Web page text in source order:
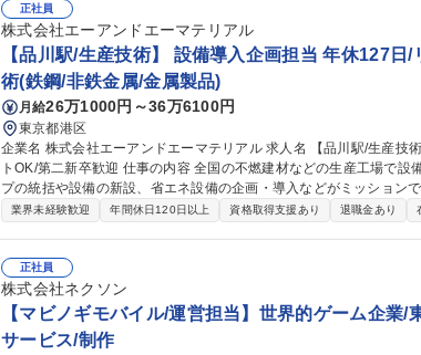
の仕組み化に挑戦でき、ユーザーの熱量を直に感じながら体験価値向上に貢献できま
サポート/BPO管理】オンライントレカ/エンタメ/急成長中★
正社員
株式会社エーアンドエーマテリアル
【品川駅/生産技術】 設備導入企画担当 年休127
術(鉄鋼/非鉄金属/金属製品)
月給26万1000円～36万6100円
東京都港区
企業名 株式会社エーアンドエーマテリアル 求人名 【品川駅/生産技術】◆設備導入企画担当◆年休127日/リモー
トOK/第二新卒歓迎 仕事の内容 全国の不燃建材などの生産工場で設備保全・生産管理等を行っている生産グルー
プの統括や設備の新設、省エネ設備の企画・導入などがミッションです
的には】工事や設備リニューアルの審査・稟議対応／新しい省エネ
◆設備導入企画担当◆年休127日/リモートOK/第二新卒歓迎
業界未経験歓迎 年間休日120日以上 資格取得支援あり 退職金あり
正社員
株式会社ネクソン
【マビノギモバイル/運営担当】世界的ゲーム企業
サービス/制作